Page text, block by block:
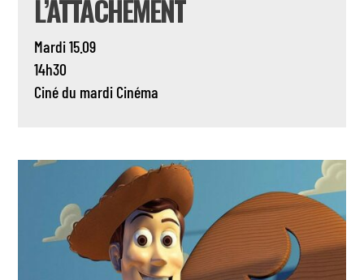
L’ATTACHEMENT
Mardi 15.09
14h30
Ciné du mardi Cinéma